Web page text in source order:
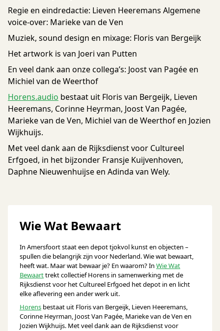
Regie en eindredactie: Lieven Heeremans Algemene
voice-over: Marieke van de Ven
Muziek, sound design en mixage: Floris van Bergeijk
Het artwork is van Joeri van Putten
En veel dank aan onze collega’s: Joost van Pagée en
Michiel van de Weerthof
Horens.audio bestaat uit Floris van Bergeijk, Lieven
Heeremans, Corinne Heyrman, Joost Van Pagée,
Marieke van de Ven, Michiel van de Weerthof en Jozien
Wijkhuijs.
Met veel dank aan de Rijksdienst voor Cultureel
Erfgoed, in het bijzonder Fransje Kuijvenhoven,
Daphne Nieuwenhuijse en Adinda van Wely.
Wie Wat Bewaart
In Amersfoort staat een depot tjokvol kunst en objecten –
spullen die belangrijk zijn voor Nederland. Wie wat bewaart,
heeft wat. Maar wat bewaar je? En waarom? In Wie Wat
Bewaarttrekt collectief Horens in samenwerking met de
Rijksdienst voor het Cultureel Erfgoed het depot in en licht
elke aflevering een ander werk uit.
Horens bestaat uit Floris van Bergeijk, Lieven Heeremans,
Corinne Heyrman, Joost Van Pagée, Marieke van de Ven en
Jozien Wijkhuijs. Met veel dank aan de Rijksdienst voor